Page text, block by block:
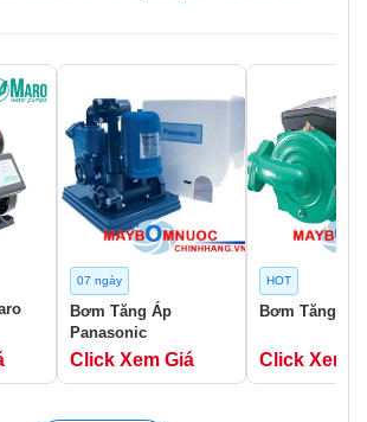
07 ngày
Bơm Tăng Áp
Panasonic
Click Xem Giá
HOT
Bơm Tăng Áp
Click Xem